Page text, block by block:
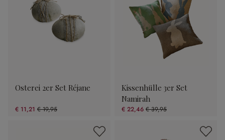
Osterei 2er Set Réjane
€ 11,21 € 19,95
(43.81% gespart)
Kissenhülle 3er Set
Namirah
€ 22,46 € 39,95
(43.78% gespart)